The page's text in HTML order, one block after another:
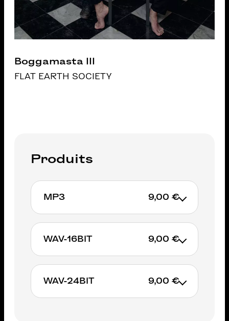
Boggamasta III
FLAT EARTH SOCIETY
Produits
MP3 9,00 €
AJOUTER AU PANIER
WAV-16BIT 9,00 €
AJOUTER AU PANIER
WAV-24BIT 9,00 €